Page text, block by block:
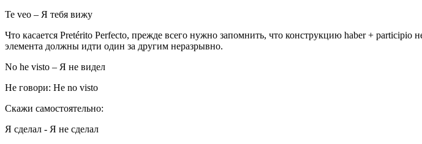
Te veo – Я тебя вижу
Что касается Pretérito Perfecto, прежде всего нужно запомнить, что конструкцию haber +
элемента должны идти один за другим неразрывно.
No he visto – Я не видел
Не говори: He no visto
Скажи самостоятельно:
Я сделал - Я не сделал